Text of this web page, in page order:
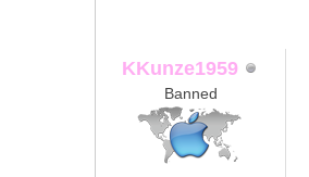
KKunze1959
Banned